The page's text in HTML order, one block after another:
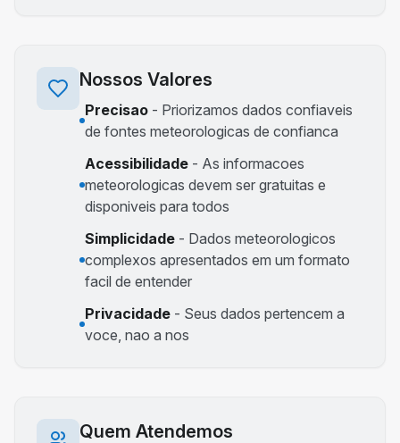
Nossos Valores
Precisao - Priorizamos dados confiaveis
de fontes meteorologicas de confianca
Acessibilidade - As informacoes
meteorologicas devem ser gratuitas e
disponiveis para todos
Simplicidade - Dados meteorologicos
complexos apresentados em um formato
facil de entender
Privacidade - Seus dados pertencem a
voce, nao a nos
Quem Atendemos